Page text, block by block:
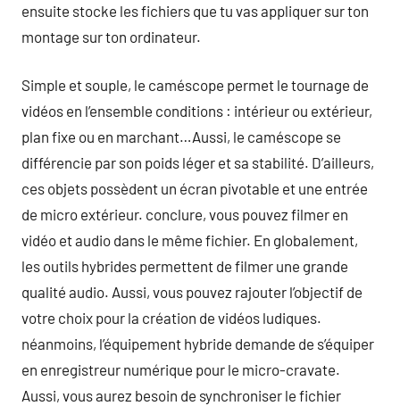
ensuite stocke les fichiers que tu vas appliquer sur ton
montage sur ton ordinateur.
Simple et souple, le caméscope permet le tournage de
vidéos en l’ensemble conditions : intérieur ou extérieur,
plan fixe ou en marchant…Aussi, le caméscope se
différencie par son poids léger et sa stabilité. D’ailleurs,
ces objets possèdent un écran pivotable et une entrée
de micro extérieur. conclure, vous pouvez filmer en
vidéo et audio dans le même fichier. En globalement,
les outils hybrides permettent de filmer une grande
qualité audio. Aussi, vous pouvez rajouter l’objectif de
votre choix pour la création de vidéos ludiques.
néanmoins, l’équipement hybride demande de s’équiper
en enregistreur numérique pour le micro-cravate.
Aussi, vous aurez besoin de synchroniser le fichier